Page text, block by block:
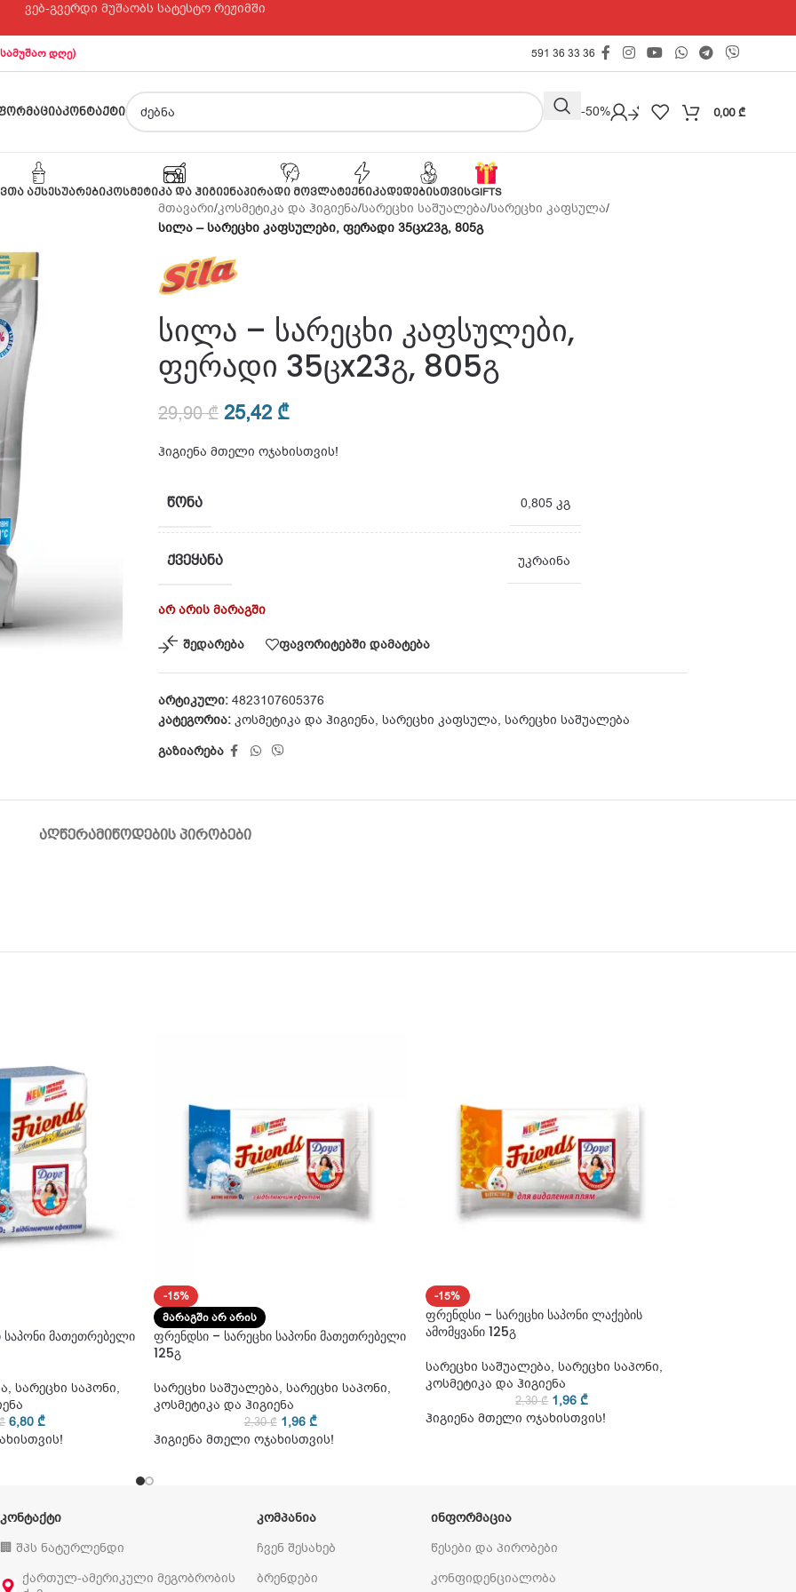
ვებ-გვერდი მუშაობს სატესტო რეჟიმში
დღე) 591 36 33 36
ᲙᲝᲜᲢᲐᲥᲢᲘ Outlet -50% 0,00 ₾
ᲐᲥᲡᲔᲡᲣᲐᲠᲔᲑᲘᲙᲝᲡᲛᲔᲢᲘᲙᲐ ᲓᲐ ᲰᲘᲒᲘᲔᲜᲐᲞᲘᲠᲐᲓᲘ ᲛᲝᲕᲚᲐᲢᲔᲥᲜᲘᲙᲐᲓᲔᲓᲔᲑᲘᲡᲗᲕᲘᲡGIFTS
მთავარი/კოსმეტიკა და ჰიგიენა/სარეცხი საშუალება/სარეცხი კაფსულა/
სილა – სარეცხი კაფსულები, ფერადი 35ცx23გ, 805გ
სილა – სარეცხი კაფსულები,
ფერადი 35ცx23გ, 805გ
29,90₾ 25,42 ₾
ჰიგიენა მთელი ოჯახისთვის!
ᲬᲝᲜᲐ 0,805 კგ
ᲥᲕᲔᲧᲐᲜᲐ უკრაინა
არ არის მარაგში
შედარება ფავორიტებში დამატება
არტიკული: 4823107605376
კატეგორია: კოსმეტიკა და ჰიგიენა, სარეცხი კაფსულა, სარეცხი საშუალება
გაზიარება
ᲐᲦᲬᲔᲠᲐᲛᲘᲬᲝᲓᲔᲑᲘᲡ ᲞᲘᲠᲝᲑᲔᲑᲘ
მათეთრებელი
, სარეცხი საპონი,
6,80₾
-15%
ᲛᲐᲠᲐᲒᲨᲘ ᲐᲠ ᲐᲠᲘᲡ
ფრენდსი – სარეცხი საპონი მათეთრებელი
125გ
სარეცხი საშუალება, სარეცხი საპონი,
კოსმეტიკა და ჰიგიენა
2,30₾ 1,96 ₾
ჰიგიენა მთელი ოჯახისთვის!
-15%
ფრენდსი – სარეცხი საპონი ლაქების
ამომყვანი 125გ
სარეცხი საშუალება, სარეცხი საპონი,
კოსმეტიკა და ჰიგიენა
2,30₾ 1,96₾
ჰიგიენა მთელი ოჯახისთვის!
ᲙᲝᲜᲢᲐᲥᲢᲘ
🏢 შპს ნატურლენდი
ქართულ-ამერიკული მეგობრობის
ᲙᲝᲛᲞᲐᲜᲘᲐ
ჩვენ შესახებ
ბრენდები
ᲘᲜᲤᲝᲠᲛᲐᲪᲘᲐ
წესები და პირობები
კონფიდენციალობა